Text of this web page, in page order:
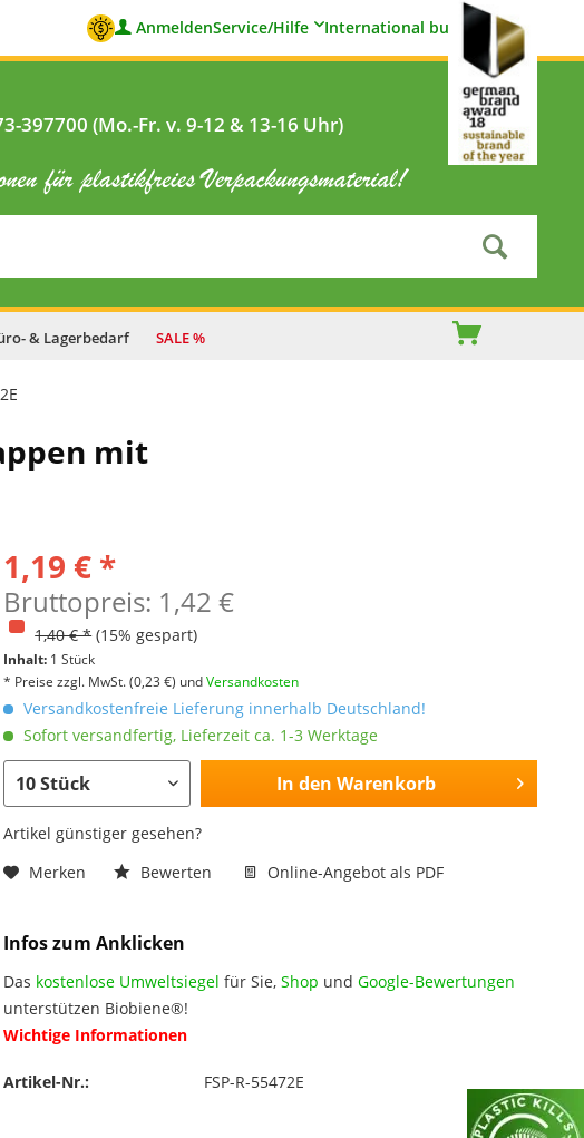
AnmeldenService/Hilfe International buyers
397700 (Mo.-Fr. v. 9-12 & 13-16 Uhr)
& Lagerbedarf SALE %
mit
1,19 € *
Bruttopreis: 1,42 €
1,40 € * (15% gespart)
Inhalt: 1 Stück
* Preise zzgl. MwSt.(0,23 €) undVersandkosten
Versandkostenfreie Lieferung innerhalb Deutschland!
Sofort versandfertig, Lieferzeit ca. 1-3 Werktage
In den Warenkorb
Artikel günstiger gesehen?
Merken
Bewerten Online-Angebot als PDF
Infos zum Anklicken
Das kostenlose Umweltsiegel für Sie,Shop undGoogle-Bewertungen
unterstützen Biobiene®!
Wichtige Informationen
Artikel-Nr.: FSP-R-55472E